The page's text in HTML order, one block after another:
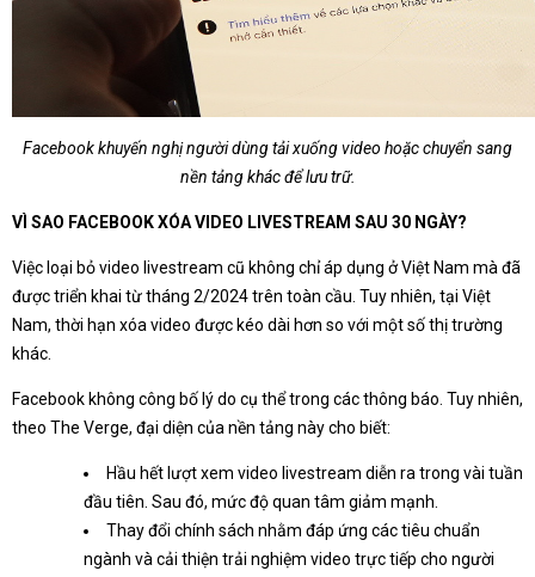
Facebook khuyến nghị người dùng tải xuống video hoặc chuyển sang
nền tảng khác để lưu trữ.
VÌ SAO FACEBOOK XÓA VIDEO LIVESTREAM SAU 30 NGÀY?
Việc loại bỏ video livestream cũ không chỉ áp dụng ở Việt Nam mà đã
được triển khai từ tháng 2/2024 trên toàn cầu. Tuy nhiên, tại Việt
Nam, thời hạn xóa video được kéo dài hơn so với một số thị trường
khác.
Facebook không công bố lý do cụ thể trong các thông báo. Tuy nhiên,
theo The Verge, đại diện của nền tảng này cho biết:
Hầu hết lượt xem video livestream diễn ra trong vài tuần
đầu tiên. Sau đó, mức độ quan tâm giảm mạnh.
Thay đổi chính sách nhằm đáp ứng các tiêu chuẩn
ngành và cải thiện trải nghiệm video trực tiếp cho người